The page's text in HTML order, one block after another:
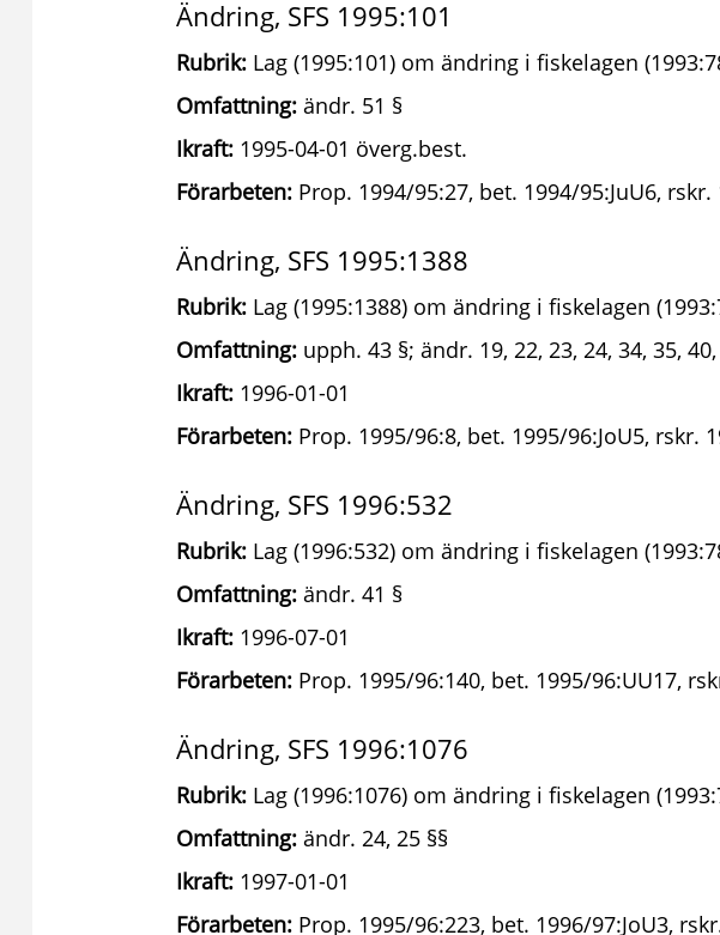
Ändring, SFS 1995:101
Rubrik: Lag (1995:101) om ändring i fiskelagen
Omfattning: ändr. 51 §
Ikraft: 1995-04-01 överg.best.
Förarbeten: Prop. 1994/95:27, bet. 1994/95:JuU6,
Ändring, SFS 1995:1388
Rubrik: Lag (1995:1388) om ändring i fiskelagen
Omfattning: upph. 43 §; ändr. 19, 22, 23, 24, 34, 35,
Ikraft: 1996-01-01
Förarbeten: Prop. 1995/96:8, bet. 1995/96:JoU5, rskr.
Ändring, SFS 1996:532
Rubrik: Lag (1996:532) om ändring i fiskelagen
Omfattning: ändr. 41 §
Ikraft: 1996-07-01
Förarbeten: Prop. 1995/96:140, bet. 1995/96:UU17,
Ändring, SFS 1996:1076
Rubrik: Lag (1996:1076) om ändring i fiskelagen
Omfattning: ändr. 24, 25 §§
Ikraft: 1997-01-01
Förarbeten: Prop. 1995/96:223, bet. 1996/97:JoU3,